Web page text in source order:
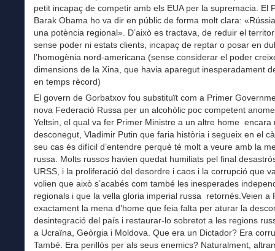
petit incapaç de competir amb els EUA per la supremacia. El
Barak Obama ho va dir en públic de forma molt clara:
una potència regional». D’això es tractava, de reduir el
sense poder ni estats clients, incapaç de reptar o posar en
l’homogènia nord-americana (sense considerar el poder
dimensions de la Xina, que havia aparegut inesperadament
en temps rècord)
El govern de Gorbatxov fou substituït com a Primer
nova Federació Russa per un alcohòlic poc competent
Yeltsin, el qual va fer Primer Ministre a un altre home encara
desconegut, Vladimir Putin que faria història i segueix en el
seu cas és difícil d’entendre perquè té molt a veure amb la
russa. Molts russos havien quedat humiliats pel final
URSS, i la proliferació del desordre i caos i la corrupció que
volien que això s’acabés com també les inesperades
regionals i que la vella gloria imperial russa retornés.Veien a
exactament la mena d’home que feia falta per aturar la
desintegració del país i restaurar-lo sobretot a les regions
a Ucraïna, Geòrgia i Moldova. Que era un Dictador? Era
També. Era perillós per als seus enemics? Naturalment,